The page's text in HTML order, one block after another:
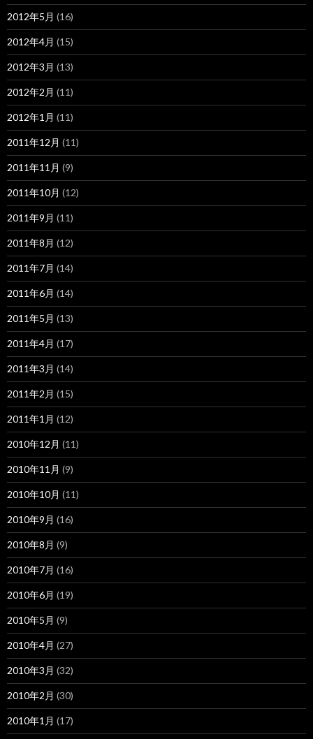
2012年5月 (16)
2012年4月 (15)
2012年3月 (13)
2012年2月 (11)
2012年1月 (11)
2011年12月 (11)
2011年11月 (9)
2011年10月 (12)
2011年9月 (11)
2011年8月 (12)
2011年7月 (14)
2011年6月 (14)
2011年5月 (13)
2011年4月 (17)
2011年3月 (14)
2011年2月 (15)
2011年1月 (12)
2010年12月 (11)
2010年11月 (9)
2010年10月 (11)
2010年9月 (16)
2010年8月 (9)
2010年7月 (16)
2010年6月 (19)
2010年5月 (9)
2010年4月 (27)
2010年3月 (32)
2010年2月 (30)
2010年1月 (17)